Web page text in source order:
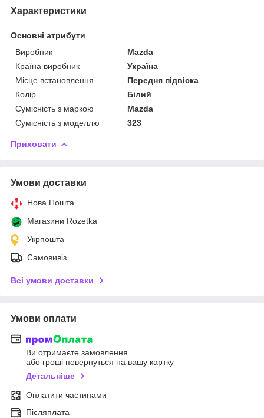
Характеристики
Основні атрибути
Виробник
Mazda
Країна виробник
Україна
Місце встановлення
Передня підвіска
Колір
Білий
Сумісність з маркою
Mazda
Сумісність з моделлю
323
Приховати
Умови доставки
Нова Пошта
Магазини Rozetka
Укрпошта
Самовивіз
Всі умови доставки
Умови оплати
Ви отримаєте замовлення
або гроші повернуться на вашу картку
Детальніше
Оплатити частинами
Післяплата